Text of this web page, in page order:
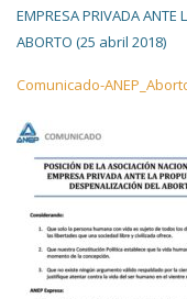
EMPRESA PRIVADA ANTE
ABORTO (25 abril 2018)
Comunicado-